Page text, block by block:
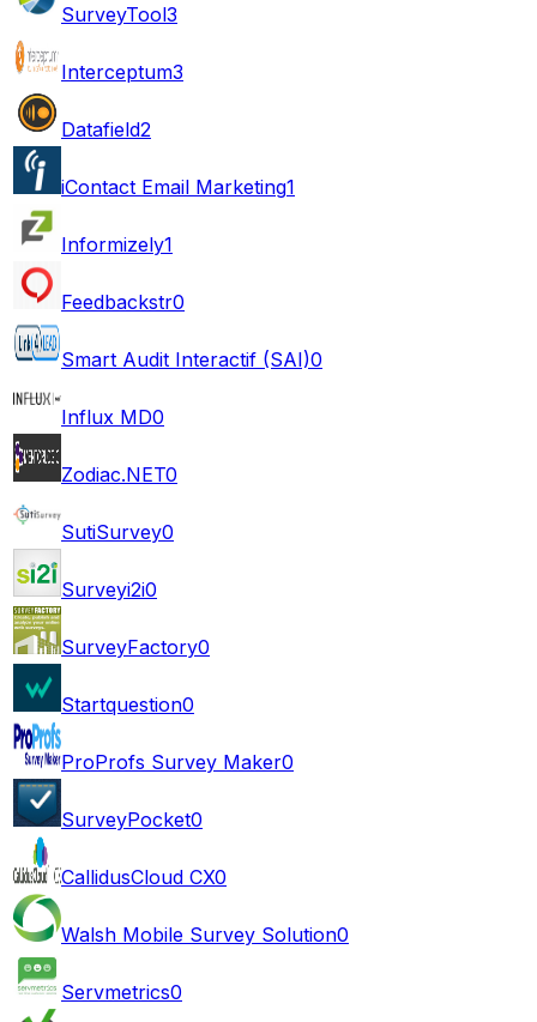
SurveyTool3
Interceptum3
Datafield2
iContact Email Marketing1
Informizely1
Feedbackstr0
Smart Audit Interactif (SAI)0
Influx MD0
Zodiac.NET0
SutiSurvey0
Surveyi2i0
SurveyFactory0
Startquestion0
ProProfs Survey Maker0
SurveyPocket0
CallidusCloud CX0
Walsh Mobile Survey Solution0
Servmetrics0